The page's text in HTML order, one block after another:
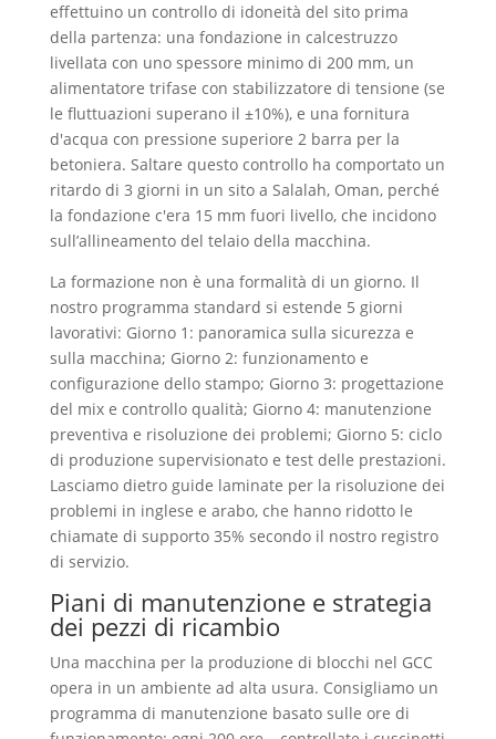
effettuino un controllo di idoneità del sito prima
della partenza: una fondazione in calcestruzzo
livellata con uno spessore minimo di 200 mm, un
alimentatore trifase con stabilizzatore di tensione (se
le fluttuazioni superano il ±10%), e una fornitura
d'acqua con pressione superiore 2 barra per la
betoniera. Saltare questo controllo ha comportato un
ritardo di 3 giorni in un sito a Salalah, Oman, perché
la fondazione c'era 15 mm fuori livello, che incidono
sull’allineamento del telaio della macchina.
La formazione non è una formalità di un giorno. Il
nostro programma standard si estende 5 giorni
lavorativi: Giorno 1: panoramica sulla sicurezza e
sulla macchina; Giorno 2: funzionamento e
configurazione dello stampo; Giorno 3: progettazione
del mix e controllo qualità; Giorno 4: manutenzione
preventiva e risoluzione dei problemi; Giorno 5: ciclo
di produzione supervisionato e test delle prestazioni.
Lasciamo dietro guide laminate per la risoluzione dei
problemi in inglese e arabo, che hanno ridotto le
chiamate di supporto 35% secondo il nostro registro
di servizio.
Piani di manutenzione e strategia
dei pezzi di ricambio
Una macchina per la produzione di blocchi nel GCC
opera in un ambiente ad alta usura. Consigliamo un
programma di manutenzione basato sulle ore di